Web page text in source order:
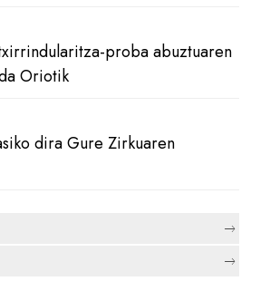
proba abuztuaren
Oriotik
dira Gure Zirkuaren